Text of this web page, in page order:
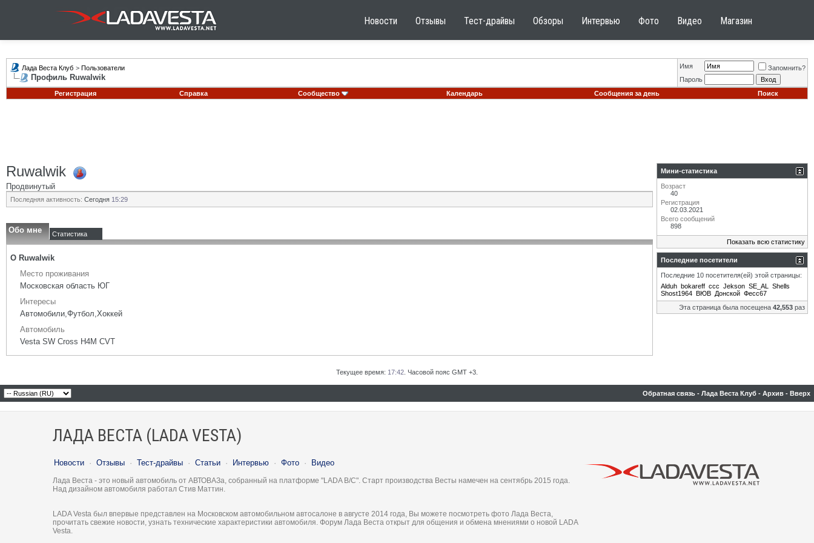
Новости Отзывы Тест-драйвы Обзоры Интервью Фото Видео Магазин
Лада Веста Клуб > Пользователи
Профиль Ruwalwik
Имя
Запомнить?
Пароль
Регистрация
Справка Сообщество Календарь Сообщения за день Поиск
Ruwalwik
Продвинутый
Последняя активность: Сегодня 15:29
Обо мне Статистика
О Ruwalwik
Место проживания
Московская область ЮГ
Интересы
Автомобили,Футбол,Хоккей
Автомобиль
Vesta SW Cross H4M CVT
Мини-статистика
Возраст
40
Регистрация
02.03.2021
Всего сообщений
898
Показать всю статистику
Последние посетители
Последние 10 посетителя(ей) этой страницы:
Alduh bokareff ccc Jekson SE_AL
Shells
Shost1964 ВЮВ Донской Фесс67
Эта страница была посещена 42,553 раз
Текущее время: 17:42 . Часовой пояс GMT +3.
Обратная связь - Лада Веста Клуб - Архив - Вверх
ЛАДА ВЕСТА (LADA VESTA)
Новости · Отзывы · Тест-драйвы · Статьи · Интервью · Фото · Видео
Лада Веста - это новый автомобиль от АВТОВАЗа, собранный на платформе "LADA B/C". Старт производства Весты намечен на сентябрь 2015 года.
Над дизайном автомобиля работал Стив Маттин.
LADA Vesta был впервые представлен на Московском автомобильном автосалоне в августе 2014 года, Вы можете посмотреть фото Лада Веста,
прочитать свежие новости, узнать технические характеристики автомобиля. Форум Лада Веста открыт для общения и обмена мнениями о новой LADA
Vesta.